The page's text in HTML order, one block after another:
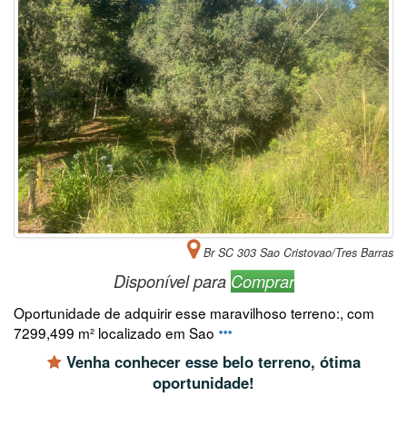
Br SC 303 Sao Cristovao/Tres Barras
Disponível para Comprar
Oportunidade de adquirir esse maravilhoso terreno:, com
7299,499 m² localizado em Sao
Venha conhecer esse belo terreno, ótima
oportunidade!